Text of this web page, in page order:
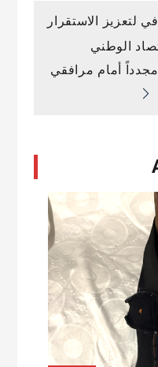
لتعزيز الاستقرار
الوطني
أمام مرافقي